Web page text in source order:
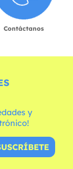
Contáctanos
y